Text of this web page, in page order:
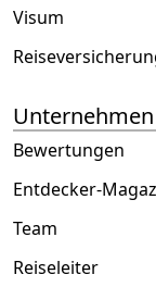
Visum
Unternehmen
Bewertungen
Entdecker-
Team
Reiseleiter